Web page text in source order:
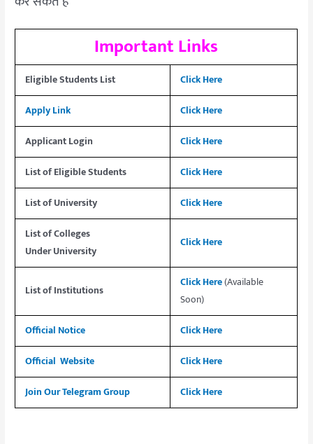
Important Links
Eligible StudentsList
Click Here
Apply Link
Click Here
Applicant Login
Click Here
List of Eligible Students
Click Here
List ofUniversity
Click Here
List of Colleges
UnderUniversity
Click Here
List ofInstitutions
Click Here(Available
Soon)
Official Notice
Click Here
Official Website
Click Here
Join Our Telegram Group
Click Here